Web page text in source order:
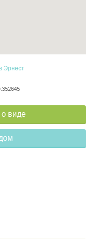
Эрнест
виде